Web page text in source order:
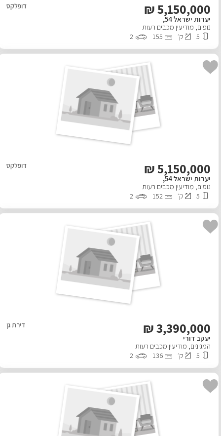
מסחרי
פרויקטים חדשים
פרסום ליועצי נדל״ן
כתבות
צור קשר
5,150,000
₪ דופלקס
יערות ישראל 54,
נופים, מודיעין מכבים רעות
5 ק׳ 155
2
5,150,000
₪ דופלקס
יערות ישראל 54,
נופים, מודיעין מכבים רעות
5 ק׳ 152
2
3,390,000
₪ דירת גן
יעקב דורי
המגינים, מודיעין מכבים רעות
5 ק׳ 136
2